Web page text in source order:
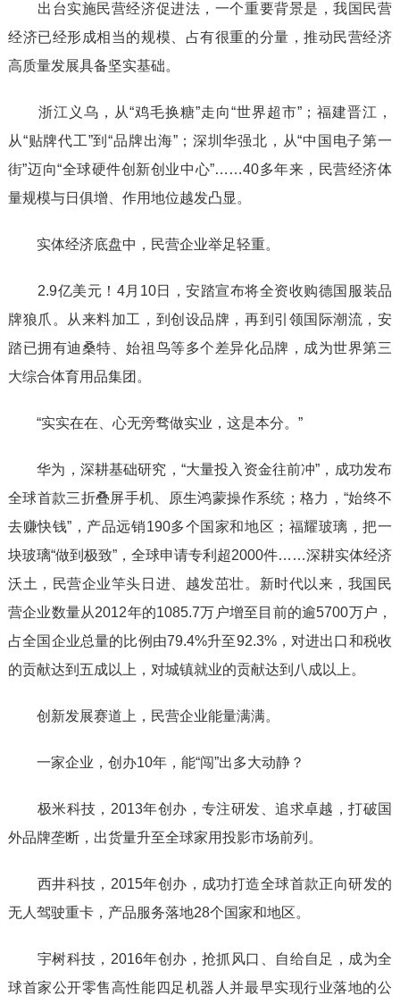
出台实施民营经济促进法，一个重要背景是，我国民营
经济已经形成相当的规模、占有很重的分量，推动民营经济
高质量发展具备坚实基础。
浙江义乌，从“鸡毛换糖”走向“世界超市”；福建晋江，
从“贴牌代工”到“品牌出海”；深圳华强北，从“中国电子第一
街”迈向“全球硬件创新创业中心”……40多年来，民营经济体
量规模与日俱增、作用地位越发凸显。
实体经济底盘中，民营企业举足轻重。
2.9亿美元！4月10日，安踏宣布将全资收购德国服装品
牌狼爪。从来料加工，到创设品牌，再到引领国际潮流，安
踏已拥有迪桑特、始祖鸟等多个差异化品牌，成为世界第三
大综合体育用品集团。
“实实在在、心无旁骛做实业，这是本分。”
华为，深耕基础研究，“大量投入资金往前冲”，成功发布
全球首款三折叠屏手机、原生鸿蒙操作系统；格力，“始终不
去赚快钱”，产品远销190多个国家和地区；福耀玻璃，把一
块玻璃“做到极致”，全球申请专利超2000件……深耕实体经济
沃土，民营企业竿头日进、越发茁壮。新时代以来，我国民
营企业数量从2012年的1085.7万户增至目前的逾5700万户，
占全国企业总量的比例由79.4%升至92.3%，对进出口和税收
的贡献达到五成以上，对城镇就业的贡献达到八成以上。
创新发展赛道上，民营企业能量满满。
一家企业，创办10年，能“闯”出多大动静？
极米科技，2013年创办，专注研发、追求卓越，打破国
外品牌垄断，出货量升至全球家用投影市场前列。
西井科技，2015年创办，成功打造全球首款正向研发的
无人驾驶重卡，产品服务落地28个国家和地区。
宇树科技，2016年创办，抢抓风口、自给自足，成为全
球首家公开零售高性能四足机器人并最早实现行业落地的公